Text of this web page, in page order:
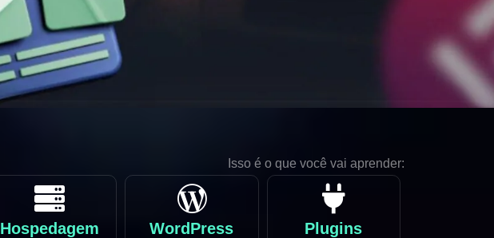
Isso é o que você vai aprender:
Hospedagem WordPress Plugins